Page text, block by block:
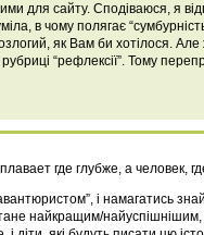
для сайту. Сподіваюся, я
в чому полягає
як Вам би хотілося.
“рефлексії”. Тому
где глубже, а человек,
і намагатись
найкращим/найуспішнішим,